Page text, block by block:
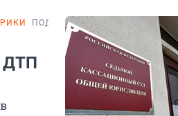
ПОДРОБНОСТИ
ДТП